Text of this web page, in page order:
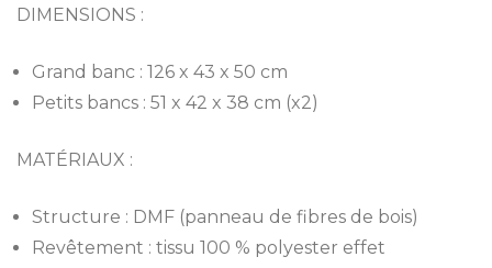
DIMENSIONS :
Grand banc : 126 x 43 x 50 cm
Petits bancs : 51 x 42 x 38 cm (x2)
MATÉRIAUX :
Structure : DMF (panneau de fibres de bois)
Revêtement : tissu 100 % polyester effet